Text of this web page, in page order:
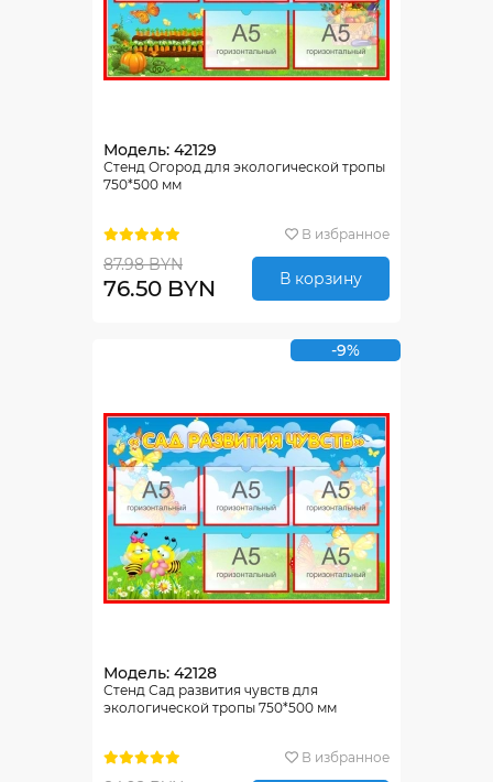
Модель: 42129
Стенд Огород для экологической тропы
750*500 мм
В избранное
87.98 BYN
76.50 BYN В корзину
-9%
Модель: 42128
Стенд Сад развития чувств для
экологической тропы 750*500 мм
В избранное